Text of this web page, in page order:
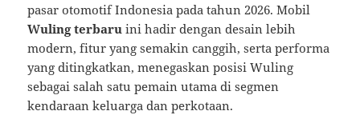
pasar otomotif Indonesia pada tahun 2026. Mobil
Wuling terbaru ini hadir dengan desain lebih
modern, fitur yang semakin canggih, serta performa
yang ditingkatkan, menegaskan posisi Wuling
sebagai salah satu pemain utama di segmen
kendaraan keluarga dan perkotaan.